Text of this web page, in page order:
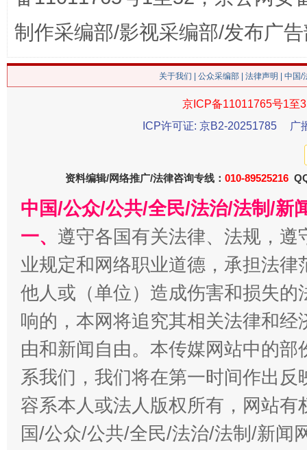
在谋一域中谋全局
今
习近平的博鳌关键词
魏明
制作采编部/影视采编部/发布广
关于我们 公众采编部 法律声明 | 中国
京ICP备11011765号1至
ICP许可证: 京B2-20251785
广
资料编辑/网络推广/法律咨询专线： 010-89525216
中国/公众/公共/全民/法治/法制/新
一、 遵守各国有关法律、法规，
业规定和网络职业道德，承担法
他人或（单位）造成伤害和损失
响的，本网将追究其相关法律和
由和新闻自由。本传媒网站中的
系我们，我们将在第一时间作出
容系本人或法人版权所有，网站
国/公众/公共/全民/法治/法制/新闻